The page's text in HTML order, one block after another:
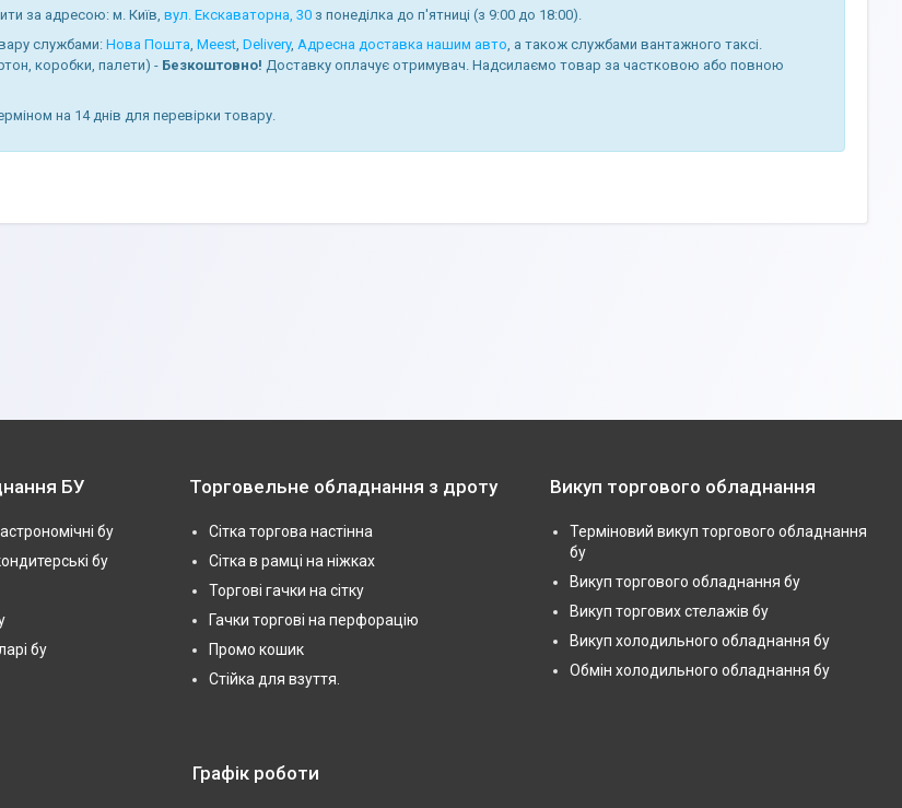
за адресою: м. Київ, вул. Екскаваторна, 30 з понеділка до п'ятниці (з 9:00 до 18:00).
службами: Нова Пошта, Meest, Delivery, Адресна доставка нашим авто, а також службами вантажного таксі.
коробки, палети) - Безкоштовно! Доставку оплачує отримувач. Надсилаємо товар за частковою або повною
на 14 днів для перевірки товару.
БУ
бу
бу
бу
Торговельне обладнання з дроту
Сітка торгова настінна
Сітка в рамці на ніжках
Торгові гачки на сітку
Гачки торгові на перфорацію
Промо кошик
Стійка для взуття.
Викуп торгового обладнання
Терміновий викуп торгового обладнання
бу
Викуп торгового обладнання бу
Викуп торгових стелажів бу
Викуп холодильного обладнання бу
Обмін холодильного обладнання бу
Графік роботи